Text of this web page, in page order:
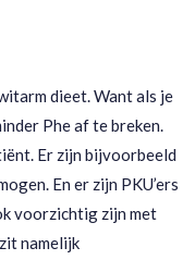
dieet. Want als je
Phe af te breken.
Er zijn bijvoorbeeld
En er zijn PKU’ers
voorzichtig zijn met
namelijk